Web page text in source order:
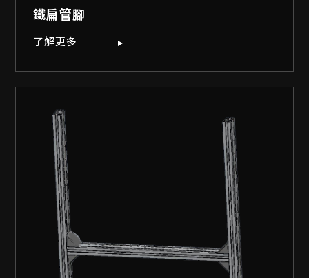
馬達型式
附加組件
喬盛刀具櫃系列
鐵扁管腳
了解更多